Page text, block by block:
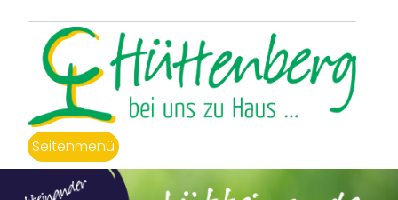
Seitenmenü